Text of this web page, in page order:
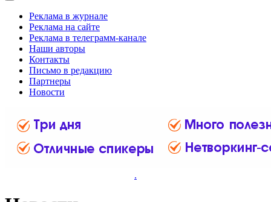
Реклама в журнале
Реклама на сайте
Реклама в телеграмм-канале
Наши авторы
Контакты
Письмо в редакцию
Партнеры
Новости
.